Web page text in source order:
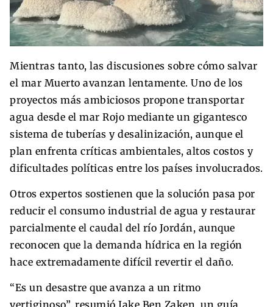
Mientras tanto, las discusiones sobre cómo salvar
el mar Muerto avanzan lentamente. Uno de los
proyectos más ambiciosos propone transportar
agua desde el mar Rojo mediante un gigantesco
sistema de tuberías y desalinización, aunque el
plan enfrenta críticas ambientales, altos costos y
dificultades políticas entre los países involucrados.
Otros expertos sostienen que la solución pasa por
reducir el consumo industrial de agua y restaurar
parcialmente el caudal del río Jordán, aunque
reconocen que la demanda hídrica en la región
hace extremadamente difícil revertir el daño.
“Es un desastre que avanza a un ritmo
vertiginoso”, resumió Jake Ben Zaken, un guía